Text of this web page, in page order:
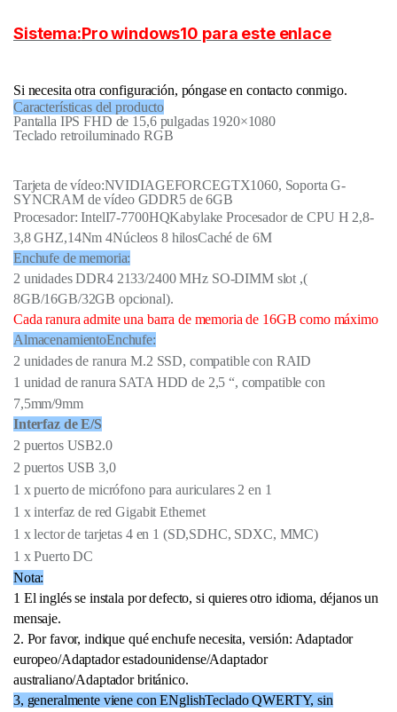
Sistema:Pro windows10 para este enlace
Si necesita otra configuración, póngase en contacto conmigo.
Características del producto
Pantalla IPS FHD de 15,6 pulgadas 1920×1080
Teclado retroiluminado RGB
Tarjeta de vídeo:NVIDIAGEFORCEGTX1060, Soporta G-
SYNCRAM de vídeo GDDR5 de 6GB
Procesador: IntelI7-7700HQKabylake Procesador de CPU H 2,8-
3,8 GHZ,14Nm 4Núcleos 8 hilosCaché de 6M
Enchufe de memoria:
2 unidades DDR4 2133/2400 MHz SO-DIMM slot ,(
8GB/16GB/32GB opcional).
Cada ranura admite una barra de memoria de 16GB como máximo
AlmacenamientoEnchufe:
2 unidades de ranura M.2 SSD, compatible con RAID
1 unidad de ranura SATA HDD de 2,5 “, compatible con
7,5mm/9mm
Interfaz de E/S
2 puertos USB2.0
2 puertos USB 3,0
1 x puerto de micrófono para auriculares 2 en 1
1 x interfaz de red Gigabit Ethernet
1 x lector de tarjetas 4 en 1 (SD,SDHC, SDXC, MMC)
1 x Puerto DC
Nota:
1 El inglés se instala por defecto, si quieres otro idioma, déjanos un
mensaje.
2. Por favor, indique qué enchufe necesita, versión: Adaptador
europeo/Adaptador estadounidense/Adaptador
australiano/Adaptador británico.
3, generalmente viene con ENglishTeclado QWERTY, sin